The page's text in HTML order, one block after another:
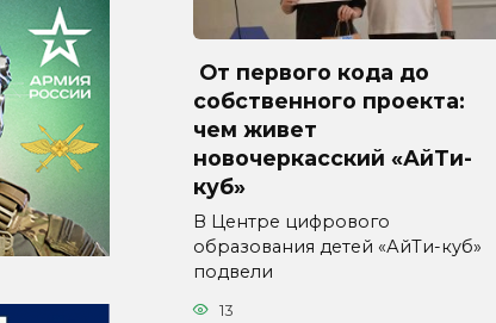
От первого кода до
собственного проекта:
чем живет
новочеркасский «АйТи-
куб»
В Центре цифрового
образования детей «АйТи-куб»
подвели
13